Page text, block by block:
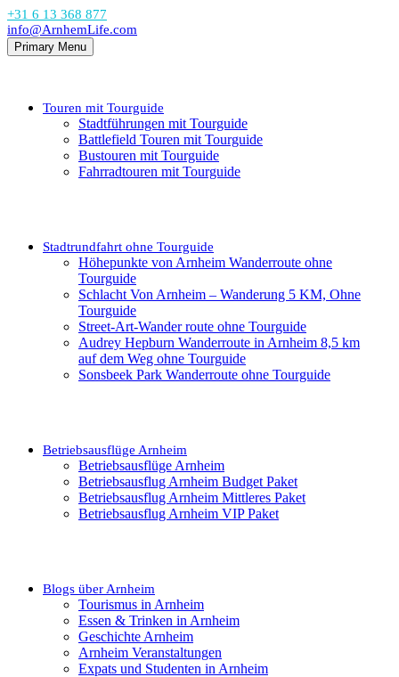
+31 6 13 368 877
info@ArnhemLife.com
Primary Menu
Touren mit Tourguide
Stadtführungen mit Tourguide
Battlefield Touren mit Tourguide
Bustouren mit Tourguide
Fahrradtouren mit Tourguide
Stadtrundfahrt ohne Tourguide
Höhepunkte von Arnheim Wanderroute ohne
Tourguide
Schlacht Von Arnheim – Wanderung 5 KM, Ohne
Tourguide
Street-Art-Wander route ohne Tourguide
Audrey Hepburn Wanderroute in Arnheim 8,5 km
auf dem Weg ohne Tourguide
Sonsbeek Park Wanderroute ohne Tourguide
Betriebsausflüge Arnheim
Betriebsausflüge Arnheim
Betriebsausflug Arnheim Budget Paket
Betriebsausflug Arnheim Mittleres Paket
Betriebsausflug Arnheim VIP Paket
Blogs über Arnheim
Tourismus in Arnheim
Essen & Trinken in Arnheim
Geschichte Arnheim
Arnheim Veranstaltungen
Expats und Studenten in Arnheim